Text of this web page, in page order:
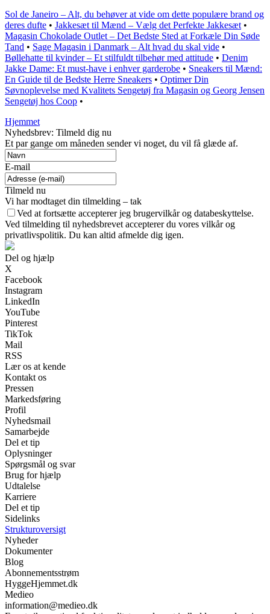
Sol de Janeiro – Alt, du behøver at vide om dette populære brand og
deres dufte • Jakkesæt til Mænd – Vælg det Perfekte Jakkesæt •
Magasin Chokolade Outlet – Det Bedste Sted at Forkæle Din Søde
Tand • Sage Magasin i Danmark – Alt hvad du skal vide •
Bøllehatte til kvinder – Et stilfuldt tilbehør med attitude • Denim
Jakke Dame: Et must-have i enhver garderobe • Sneakers til Mænd:
En Guide til de Bedste Herre Sneakers • Optimer Din
Søvnoplevelse med Kvalitets Sengetøj fra Magasin og Georg Jensen
Sengetøj hos Coop •
Hjemmet
Nyhedsbrev: Tilmeld dig nu
Et par gange om måneden sender vi noget, du vil få glæde af.
E-mail
Tilmeld nu
Vi har modtaget din tilmelding – tak
Ved at fortsætte accepterer jeg brugervilkår og databeskyttelse.
Ved tilmelding til nyhedsbrevet accepterer du vores vilkår og
privatlivspolitik. Du kan altid afmelde dig igen.
Del og hjælp
X
Facebook
Instagram
LinkedIn
YouTube
Pinterest
TikTok
Mail
RSS
Lær os at kende
Kontakt os
Pressen
Markedsføring
Profil
Nyhedsmail
Samarbejde
Del et tip
Oplysninger
Spørgsmål og svar
Brug for hjælp
Udtalelse
Karriere
Del et tip
Sidelinks
Strukturoversigt
Nyheder
Dokumenter
Blog
Abonnementsstrøm
HyggeHjemmet.dk
Medieo
information@medieo.dk